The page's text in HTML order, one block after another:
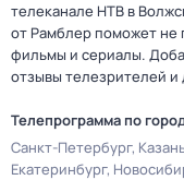
телеканале НТВ в
от Рамблер поможет
фильмы и сериалы.
отзывы телезрителей
Телепрограмма по
Санкт-Петербург
Екатеринбург